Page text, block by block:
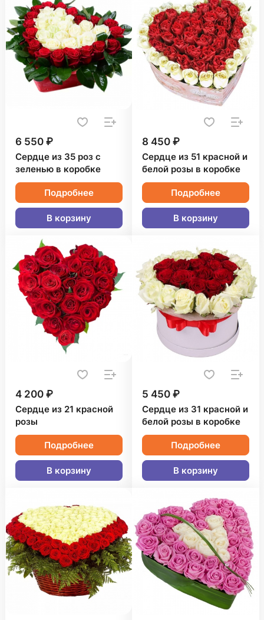
6 550 ₽
Сердце из 35 роз с
зеленью в коробке
Подробнее
В корзину
8 450 ₽
Сердце из 51 красной и
белой розы в коробке
Подробнее
В корзину
4 200 ₽
Сердце из 21 красной
розы
Подробнее
В корзину
5 450 ₽
Сердце из 31 красной и
белой розы в коробке
Подробнее
В корзину